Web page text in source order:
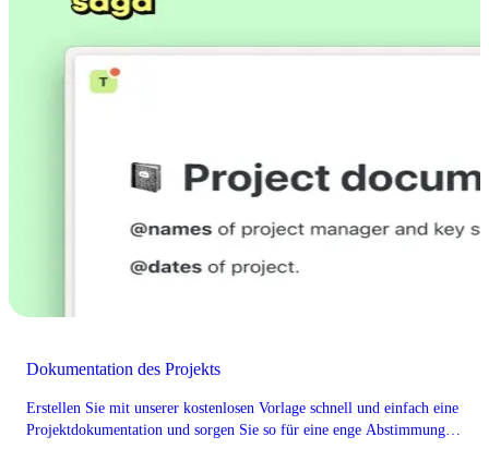
Dokumentation des Projekts
Erstellen Sie mit unserer kostenlosen Vorlage schnell und einfach eine
Projektdokumentation und sorgen Sie so für eine enge Abstimmung